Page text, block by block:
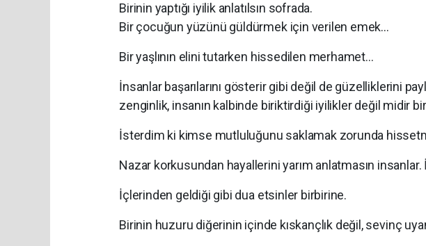
Birinin yaptığı iyilik anlatılsın sofrada.
Bir çocuğun yüzünü güldürmek için verilen emek…
Bir yaşlının elini tutarken hissedilen merhamet…
İnsanlar başarılarını gösterir gibi değil de güzelliklerini
zenginlik, insanın kalbinde biriktirdiği iyilikler değil midir
İsterdim ki kimse mutluluğunu saklamak zorunda
Nazar korkusundan hayallerini yarım anlatmasın
İçlerinden geldiği gibi dua etsinler birbirine.
Birinin huzuru diğerinin içinde kıskançlık değil, sevinç